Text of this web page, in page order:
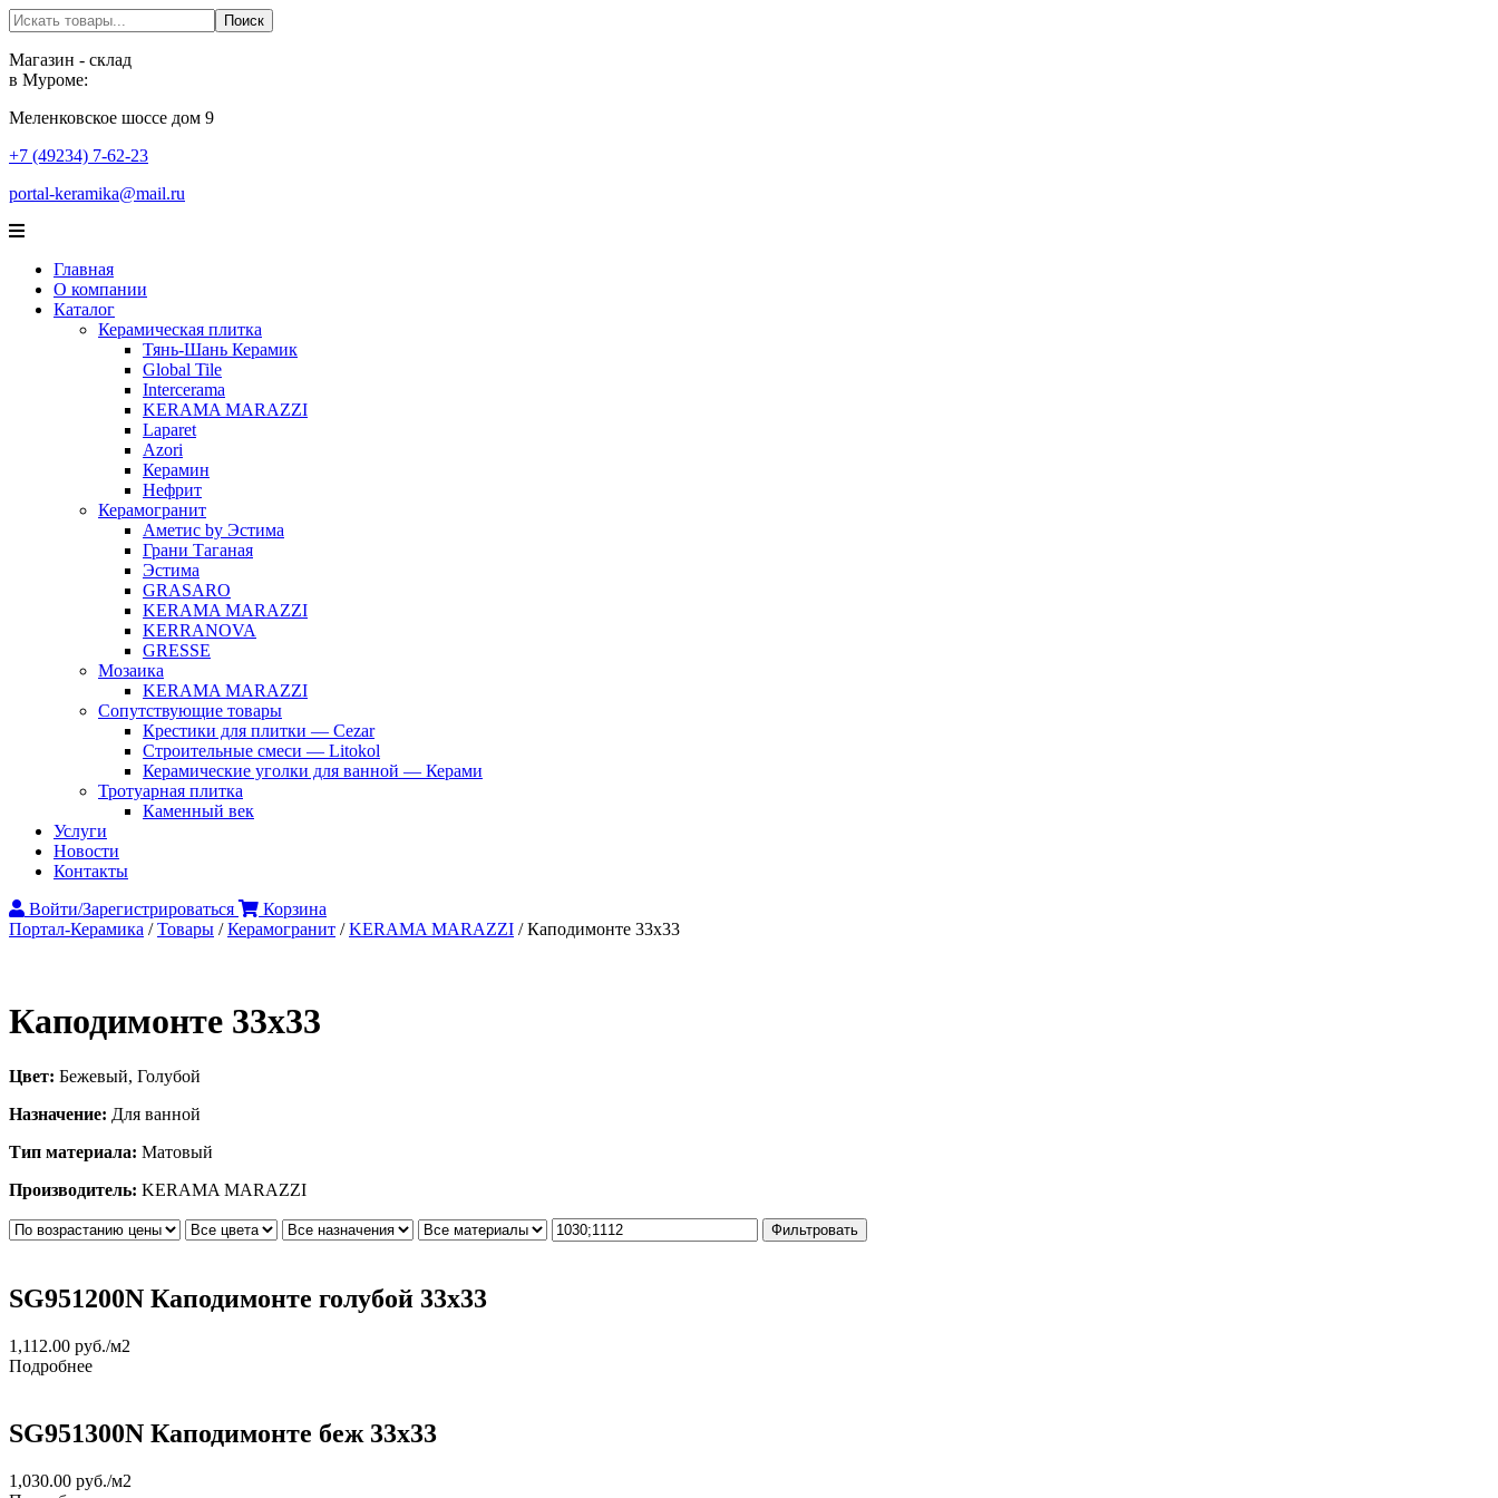
Поиск Поиск
Магазин - склад
в Муроме:
Меленковское шоссе дом 9
+7 (49234) 7-62-23
portal-keramika@mail.ru
Главная
О компании
Каталог
Керамическая плитка
Тянь-Шань Керамик
Global Tile
Intercerama
KERAMA MARAZZI
Laparet
Аzori
Керамин
Нефрит
Керамогранит
Аметис by Эстима
Грани Таганая
Эстима
GRASARO
KERAMA MARAZZI
KERRANOVA
GRESSE
Мозаика
KERAMA MARAZZI
Сопутствующие товары
Крестики для плитки — Cezar
Строительные смеси — Litokol
Керамические уголки для ванной — Керами
Тротуарная плитка
Каменный век
Услуги
Новости
Контакты
Войти/Зарегистрироваться
Корзина
Портал-Керамика /Товары /Керамогранит /KERAMA MARAZZI /Каподимонте 33х33
Каподимонте 33х33
Цвет: Бежевый, Голубой
Назначение: Для ванной
Тип материала: Матовый
Производитель: KERAMA MARAZZI
Фильтровать
SG951200N Каподимонте голубой 33х33
1,112.00 руб./м2
Подробнее
SG951300N Каподимонте беж 33х33
1,030.00 руб./м2